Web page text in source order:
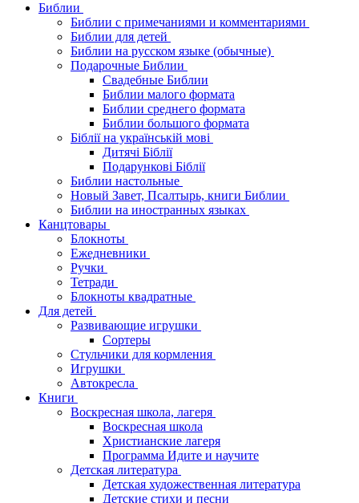
Библии
Библии с примечаниями и комментариями
Библии для детей
Библии на русском языке (обычные)
Подарочные Библии
Свадебные Библии
Библии малого формата
Библии среднего формата
Библии большого формата
Біблії на українській мові
Дитячі Біблії
Подарункові Біблії
Библии настольные
Новый Завет, Псалтырь, книги Библии
Библии на иностранных языках
Канцтовары
Блокноты
Ежедневники
Ручки
Тетради
Блокноты квадратные
Для детей
Развивающие игрушки
Сортеры
Стульчики для кормления
Игрушки
Автокресла
Книги
Воскресная школа, лагеря
Воскресная школа
Христианские лагеря
Программа Идите и научите
Детская литература
Детская художественная литература
Детские стихи и песни